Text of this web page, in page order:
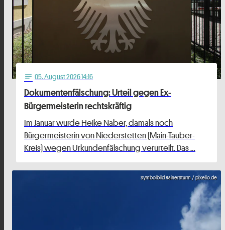
notes 05. August 2026 14:16
Dokumentenfälschung: Urteil gegen Ex-
Bürgermeisterin rechtskräftig
Im Januar wurde Heike Naber, damals noch
Bürgermeisterin von Niederstetten (Main-Tauber-
Kreis) wegen Urkundenfälschung verurteilt. Das …
Symbolbild RainerSturm / pixelio.de